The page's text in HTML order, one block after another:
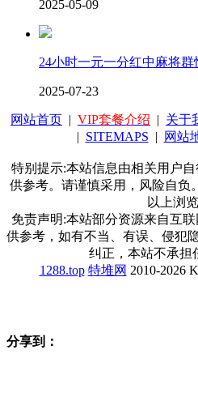
2025-05-09
24小时一元一分红中麻将群
2025-07-23
网站首页 | VIP套餐介绍 | 关于
| SITEMAPS | 网站
特别提示:本站信息由相关用户
供参考。请谨慎采用，风险自负
以上浏
免责声明:本站部分资源来自互
供参考，如有不当、有误、侵犯
纠正，本站不承担
1288.top 特堆网 2010-2026
分享到：